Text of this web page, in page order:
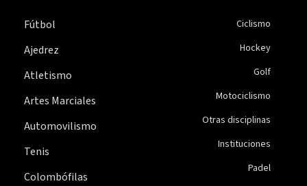
Fútbol
Ajedrez
Atletismo
Artes Marciales
Automovilismo
Tenis
Colombófilas
Ciclismo
Hockey
Golf
Motociclismo
Otras disciplinas
Instituciones
Padel